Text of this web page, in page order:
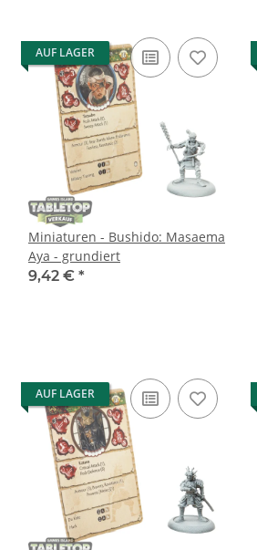
AUF LAGER
Miniaturen - Bushido: Masaema
Aya - grundiert
9,42 € *
AUF LAGER